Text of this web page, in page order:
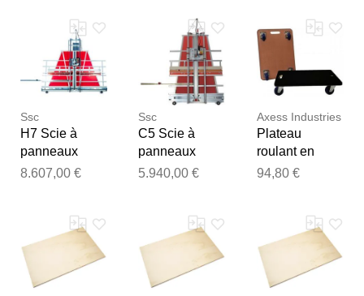
45mm SSC
SSCH5V3
Ssc
H7 Scie à
panneaux
verticale 4050
45mm SSC
SSCH7V3
8.607,00 €
Ssc
C5 Scie à
panneaux
verticale 2450
mm SSC
SSCC5V3
5.940,00 €
Axess Industries
Plateau
roulant en
contreplaqué
caoutchouc
94,80 €